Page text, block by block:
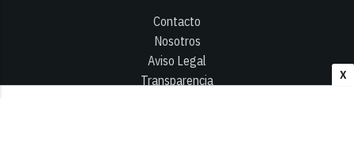
X
Contacto
Nosotros
Aviso Legal
Transparencia